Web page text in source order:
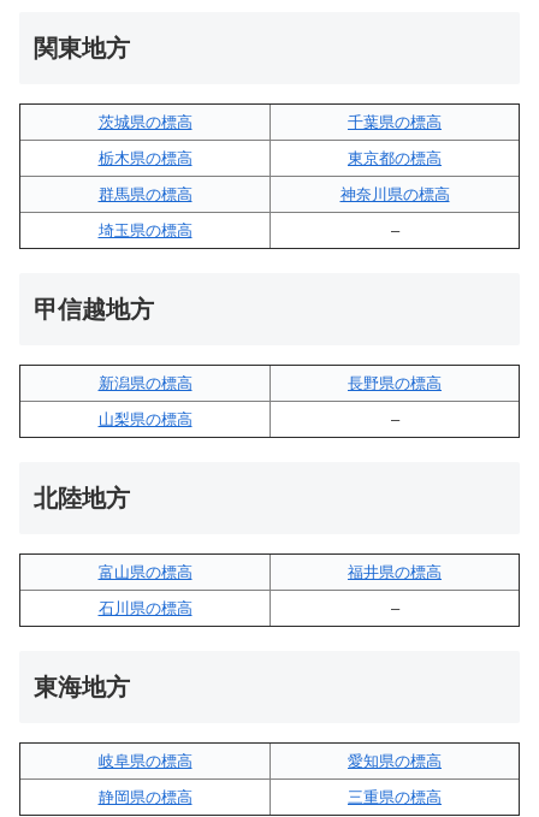
関東地方
茨城県の標高
千葉県の標高
栃木県の標高
東京都の標高
群馬県の標高
神奈川県の標高
埼玉県の標高
–
甲信越地方
新潟県の標高
長野県の標高
山梨県の標高
–
北陸地方
富山県の標高
福井県の標高
石川県の標高
–
東海地方
岐阜県の標高
愛知県の標高
静岡県の標高
三重県の標高